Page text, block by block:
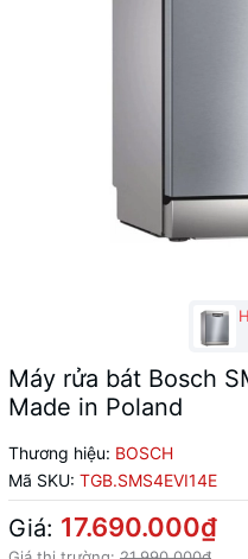
Máy rửa bát Bosch
Made in Poland
Thương hiệu: BOSCH
Mã SKU: TGB.SMS4EVI14E
Giá: 17.690.000₫